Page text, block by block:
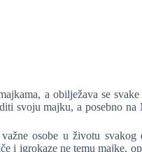
a obilježava se
svoju majku, a posebno
osobe u životu svakog
i igrokaze ne temu majke,